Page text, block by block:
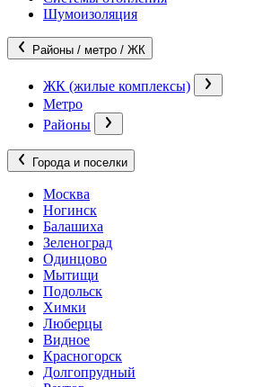
Шумоизоляция
Районы / метро / ЖК
ЖК (жилые комплексы)
Метро
Районы
Города и поселки
Москва
Ногинск
Балашиха
Зеленоград
Одинцово
Мытищи
Подольск
Химки
Люберцы
Видное
Красногорск
Долгопрудный